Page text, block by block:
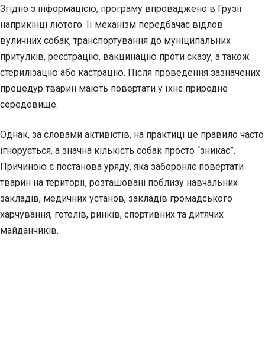
Згідно з інформацією, програму впроваджено в Грузії
наприкінці лютого. Її механізм передбачає відлов
вуличних собак, транспортування до муніципальних
притулків, реєстрацію, вакцинацію проти сказу, а також
стерилізацію або кастрацію. Після проведення зазначених
процедур тварин мають повертати у їхнє природне
середовище.
Однак, за словами активістів, на практиці це правило часто
ігнорується, а значна кількість собак просто “зникає”.
Причиною є постанова уряду, яка забороняє повертати
тварин на території, розташовані поблизу навчальних
закладів, медичних установ, закладів громадського
харчування, готелів, ринків, спортивних та дитячих
майданчиків.